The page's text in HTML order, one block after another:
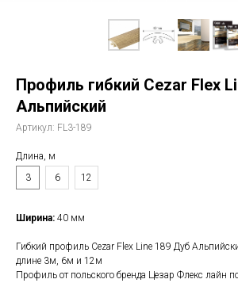
Профиль гибкий Cezar Flex
Альпийский
Артикул: FL3-189
Длина, м
3
6 12
Ширина: 40 мм
Гибкий профиль Cezar Flex Line 189 Дуб
длине 3м, 6м и 12м
Профиль от польского бренда Цезар Флекс лайн